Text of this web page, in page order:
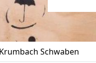
Schwaben